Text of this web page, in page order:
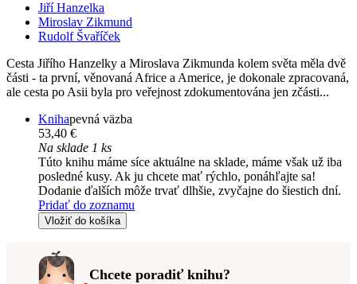
Jiří Hanzelka
Miroslav Zikmund
Rudolf Švaříček
Cesta Jiřího Hanzelky a Miroslava Zikmunda kolem světa měla dvě
části - ta první, věnovaná Africe a Americe, je dokonale zpracovaná,
ale cesta po Asii byla pro veřejnost zdokumentována jen zčásti...
Knihapevná väzba
53,40 €
Na sklade 1 ks
Túto knihu máme síce aktuálne na sklade, máme však už iba
posledné kusy. Ak ju chcete mať rýchlo, ponáhľajte sa!
Dodanie ďalších môže trvať dlhšie, zvyčajne do šiestich dní.
Pridať do zoznamu
Vložiť do košíka
Chcete poradiť knihu?